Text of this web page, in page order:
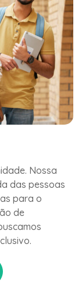
Nossa
das pessoas
para o
de